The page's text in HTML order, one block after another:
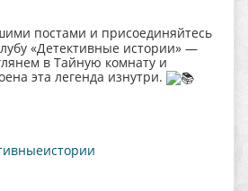
постами и присоединяйтесь
«Детективные истории» —
в Тайную комнату и
эта легенда изнутри.